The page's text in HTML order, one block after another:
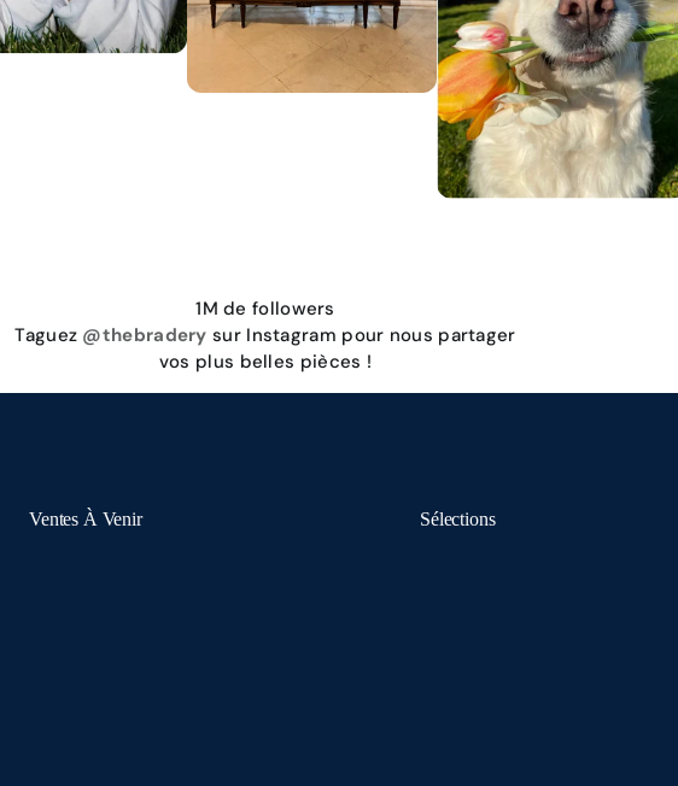
1M de followers
Taguez @thebradery sur Instagram pour nous partager
vos plus belles pièces !
Ventes À Venir Sélections